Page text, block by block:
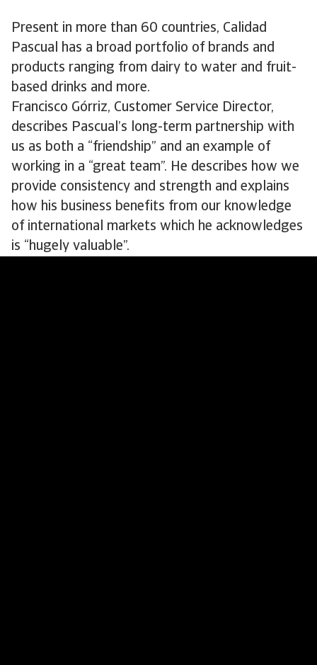
Present in more than 60 countries, Calidad
Pascual has a broad portfolio of brands and
products ranging from dairy to water and fruit-
based drinks and more.
Francisco Górriz, Customer Service Director,
describes Pascual’s long-term partnership with
us as both a “friendship” and an example of
working in a “great team”. He describes how we
provide consistency and strength and explains
how his business benefits from our knowledge
of international markets which he acknowledges
is “hugely valuable”.